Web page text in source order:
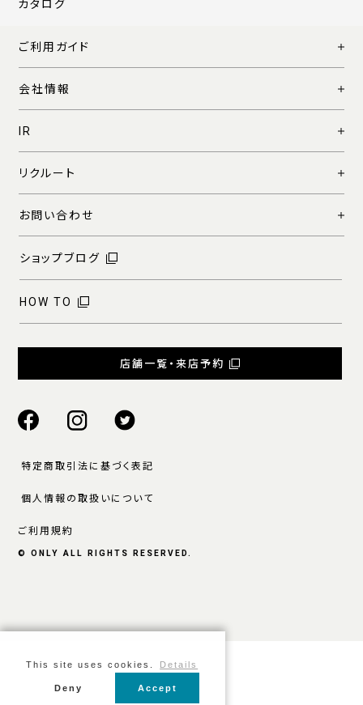
カタログ
ご利用ガイド
会社情報
IR
リクルート
お問い合わせ
ショップブログ
HOW TO
店舗一覧・来店予約
特定商取引法に基づく表記
個人情報の取扱いについて
ご利用規約
© ONLY ALL RIGHTS RESERVED.
This site uses cookies. Details
Deny Accept